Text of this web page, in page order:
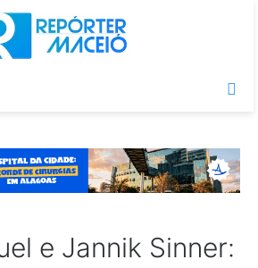
e Jannik Sinner: